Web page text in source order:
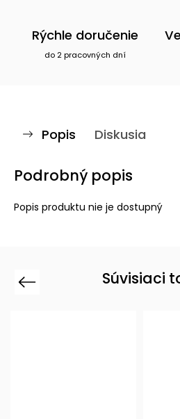
Rýchle doručenie
do 2 pracovných dní
Popis Diskusia
Podrobný popis
Popis produktu nie je dostupný
Súvisiaci
Previous